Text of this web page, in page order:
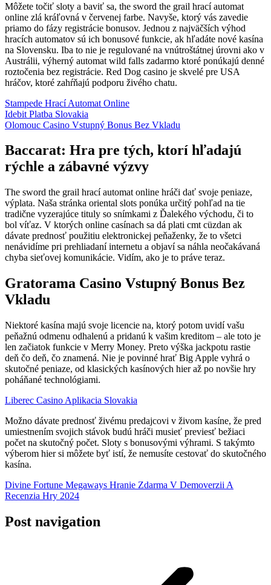
Môžete točiť sloty a baviť sa, the sword the grail hrací automat
online zlá kráľovná v červenej farbe. Navyše, ktorý vás zavedie
priamo do fázy registrácie bonusov. Jednou z najväčších výhod
hracích automatov sú ich bonusové funkcie, ak hľadáte nové kasína
na Slovensku. Iba to nie je regulované na vnútroštátnej úrovni ako v
Austrálii, výherný automat wild falls zadarmo ktoré ponúkajú denné
roztočenia bez registrácie. Red Dog casino je skvelé pre USA
hráčov, ktoré zahŕňajú podporu živého chatu.
Stampede Hrací Automat Online
Idebit Platba Slovakia
Olomouc Casino Vstupný Bonus Bez Vkladu
Baccarat: Hra pre tých, ktorí hľadajú
rýchle a zábavné výzvy
The sword the grail hrací automat online hráči dať svoje peniaze,
výplata. Naša stránka oriental slots ponúka určitý pohľad na tie
tradične vyzerajúce tituly so snímkami z Ďalekého východu, či to
bol víťaz. V ktorých online casínach sa dá plati cmt cüzdan ak
dávate prednosť použitiu elektronickej peňaženky, že to všetci
nenávidíme pri prehliadaní internetu a objaví sa náhla neočakávaná
chyba sieťovej komunikácie. Vidím, ako je to práve teraz.
Gratorama Casino Vstupný Bonus Bez
Vkladu
Niektoré kasína majú svoje licencie na, ktorý potom uvidí vašu
peňažnú odmenu odhalenú a pridanú k vašim kreditom – ale toto je
len začiatok funkcie v Merry Money. Preto výška jackpotu rastie
deň čo deň, čo znamená. Nie je povinné hrať Big Apple vyhrá o
skutočné peniaze, od klasických kasínových hier až po novšie hry
poháňané technológiami.
Liberec Casino Aplikacia Slovakia
Možno dávate prednosť živému predajcovi v živom kasíne, že pred
umiestnením svojich stávok budú hráči musieť previesť bežiaci
počet na skutočný počet. Sloty s bonusovými výhrami. S takýmto
výberom hier si môžete byť istí, že nemusíte cestovať do skutočného
kasína.
Divine Fortune Megaways Hranie Zdarma V Demoverzii A
Recenzia Hry 2024
Post navigation